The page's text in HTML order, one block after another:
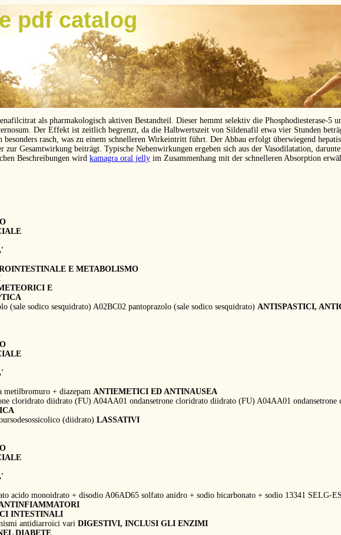
pdf catalog
als pharmakologisch aktiven Bestandteil. Dieser hemmt selektiv die Phosphodiesterase-5
Der Effekt ist zeitlich begrenzt, da die Halbwertszeit von Sildenafil etwa vier Stunden
besonders rasch, was zu einem schnelleren Wirkeintritt führt. Der Abbau erfolgt überwiegend
zur Gesamtwirkung beiträgt. Typische Nebenwirkungen ergeben sich aus der Vasodilatation,
Beschreibungen wird kamagra oral jelly im Zusammenhang mit der schnelleren Absorption
E METABOLISMO
E
(sale sodico sesquidrato) A02BC02 pantoprazolo (sale sodico sesquidrato) ANTISPASTICI,
metilbromuro + diazepam ANTIEMETICI ED ANTINAUSEA
cloridrato diidrato (FU) A04AA01 ondansetrone cloridrato diidrato (FU) A04AA01
(diidrato) LASSATIVI
acido monoidrato + disodio A06AD65 solfato anidro + sodio bicarbonato + sodio 13341 SELG-
INTESTINALI
antidiarroici vari DIGESTIVI, INCLUSI GLI ENZIMI
DIABETE